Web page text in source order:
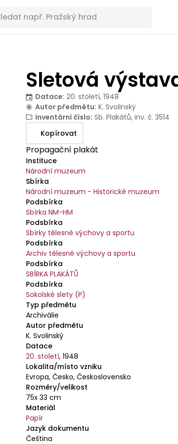
Sletová
Datace: 20. století, 1948
Autor předmětu: K. Svolinský
Inventární číslo: Sb. Plakátů, inv. č. 3514
Kopírovat
Propagační plakát
Instituce
Národní muzeum
Sbírka
Národní muzeum - Historické muzeum
Podsbírka
Sbírka NM-HM
Podsbírka
Sbírky tělesné výchovy a sportu
Podsbírka
Archiv tělesné výchovy a sportu
Podsbírka
SBÍRKA PLAKÁTŮ
Podsbírka
Sokolské slety (P)
Typ předmětu
Archiválie
Autor předmětu
K. Svolinský
Datace
20. století,1948
Lokalita/místo vzniku
Evropa, Česko, Československo
Rozměry/velikost
75x 33 cm
Materiál
Papír
Jazyk dokumentu
Čeština